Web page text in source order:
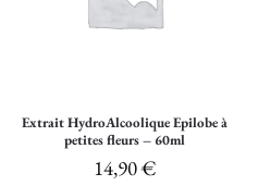
Extrait HydroAlcoolique Epilobe à
petites fleurs – 60ml
14,90€